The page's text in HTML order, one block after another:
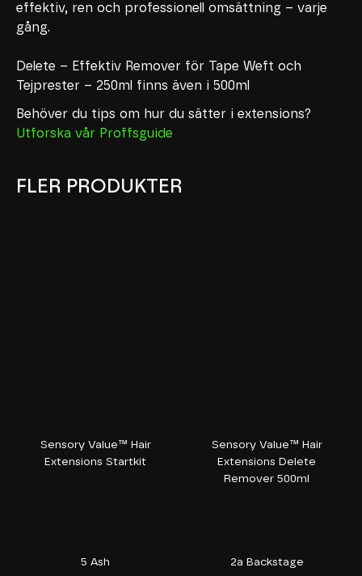
effektiv, ren och professionell omsättning – varje
gång.
Delete – Effektiv Remover för Tape Weft och
Tejprester – 250ml finns även i 500ml
Behöver du tips om hur du sätter i extensions?
Utforska vår Proffsguide
FLER PRODUKTER
Sensory Value™ Hair
Extensions Startkit
Sensory Value™ Hair
Extensions Delete
Remover 500ml
5 Ash 2a Backstage